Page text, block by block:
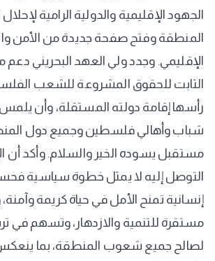
الجهود الإقليمية والدولية الرامية
المنطقة وفتح صفحة جديدة من الأمن
الإقليمي. وجدد ولي العهد البحريني دعم
الثابت للحقوق المشروعة للشعب
رأسها إقامة دولته المستقلة، وأن يلمس
شباب وأهالي فلسطين وجميع دول
مستقبل يسوده الخير والسلام. وأكد أن
التوصل إليه لا يمثل خطوة سياسية
إنسانية تمنح الأمل في حياة كريمة وآمنة،
مستقرة للتنمية والازدهار، وتسهم في
لصالح جميع شعوب المنطقة، بما